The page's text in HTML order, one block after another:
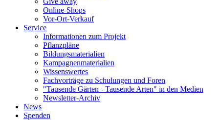
Online-Shops
Vor-Ort-Verkauf
Service
Informationen zum Projekt
Pflanzpläne
Bildungsmaterialien
Kampagnenmaterialien
Wissenswertes
Fachvorträge zu Schulungen und Foren
"Tausende Gärten - Tausende Arten" in den Medien
Newsletter-Archiv
News
Spenden